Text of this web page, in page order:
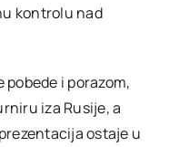
kontrolu nad
pobede i porazom,
iza Rusije, a
ostaje u